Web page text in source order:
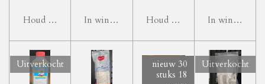
Houd mij op de hoogte
In winkelwagen Houd mij op de hoogte
In
Uitverkocht
nieuw 30
stuks 18
Uitverkocht